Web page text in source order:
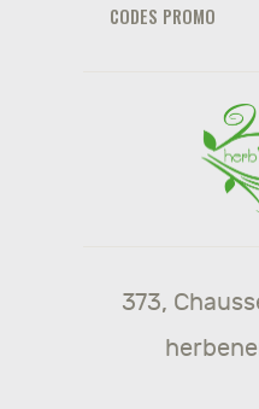
CODES PROMO
373,